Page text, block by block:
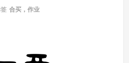
合买，作业